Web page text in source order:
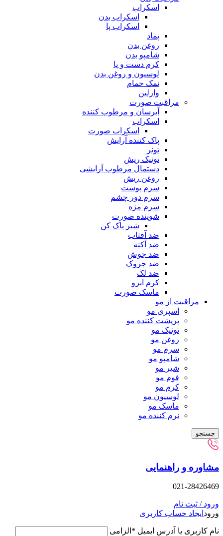
اسکراب
اسکراب بدن
اسکراب پا
روغن بدن
شامپو بدن
کرم دست و پا
لوسیون و روغن بدن
نمک حمام
مراقبت صورت
آبرسان و مرطوب کننده
اسکراب
اسکراب صورت
پاک کننده آرایش
تونیک ریش
دستمال مرطوب آرایشی
روغن ریش
سرم پوست
سرم دور چشم
سرم مژه
شوینده صورت
شیر پاک کن
ضد آفتاب
ضد جوش
ضد چروک
کرم ابرو
ماسک صورت
از مو
اسپری مو
پرپشت کننده مو
تونیک مو
روغن مو
سرم مو
شامپو مو
لوسیون مو
ماسک مو
نرم کننده مو
راهنمایی
021-
نام
حساب کاربری
یا آدرس ایمیل*الزامی